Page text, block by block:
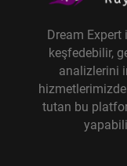
Dream Expert
keşfedebilir,
analizlerini
tutan bu